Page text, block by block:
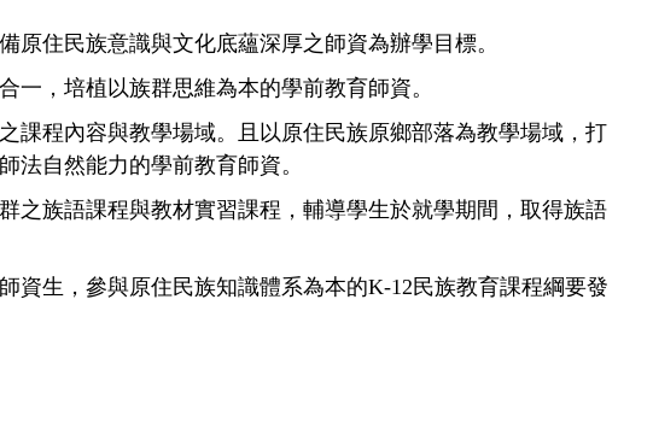
原住民族意識與文化底蘊深厚之師資為辦學目標。
一，培植以族群思維為本的學前教育師資。
課程內容與教學場域。且以原住民族原鄉部落為教學場域，打
法自然能力的學前教育師資。
之族語課程與教材實習課程，輔導學生於就學期間，取得族語
資生，參與原住民族知識體系為本的K-12民族教育課程綱要發